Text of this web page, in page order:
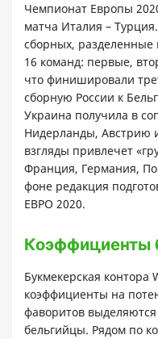
Чемпионат Европы
матча Италия –
сборных,
16 команд: первые,
что финишировали
сборную России к
Украина получила в
Нидерланды, Австрию
взгляды привлечет
Франция, Германия,
фоне редакция
ЕВРО 2020.
Коэффициенты
Букмекерская
коэффициенты на
фаворитов
бельгийцы. Рядом по